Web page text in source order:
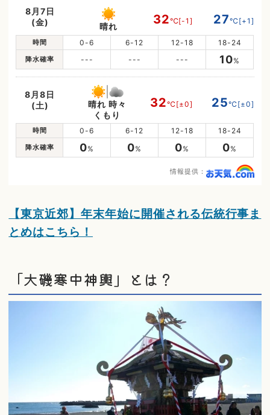
8月7日
(金)
晴れ 32℃[-1] 27℃[+1]
時間 0-6 6-12 12-18 18-24
降水確率 --- --- --- 10%
8月8日
(土)
晴れ 時々
くもり
32℃[±0] 25℃[±0]
時間 0-6 6-12 12-18 18-24
降水確率 0% 0% 0% 0%
情報提供：
【東京近郊】年末年始に開催される伝統行事ま
とめはこちら！
「大磯寒中神輿」とは？